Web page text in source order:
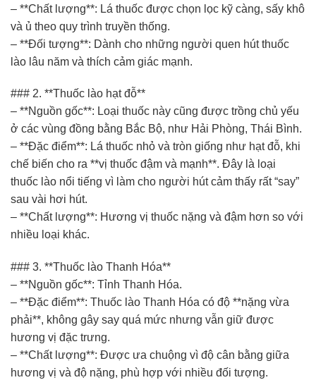
– **Chất lượng**: Lá thuốc được chọn lọc kỹ càng, sấy khô
và ủ theo quy trình truyền thống.
– **Đối tượng**: Dành cho những người quen hút thuốc
lào lâu năm và thích cảm giác mạnh.
### 2. **Thuốc lào hạt đỗ**
– **Nguồn gốc**: Loại thuốc này cũng được trồng chủ yếu
ở các vùng đồng bằng Bắc Bộ, như Hải Phòng, Thái Bình.
– **Đặc điểm**: Lá thuốc nhỏ và tròn giống như hạt đỗ, khi
chế biến cho ra **vị thuốc đậm và mạnh**. Đây là loại
thuốc lào nổi tiếng vì làm cho người hút cảm thấy rất “say”
sau vài hơi hút.
– **Chất lượng**: Hương vị thuốc nặng và đậm hơn so với
nhiều loại khác.
### 3. **Thuốc lào Thanh Hóa**
– **Nguồn gốc**: Tỉnh Thanh Hóa.
– **Đặc điểm**: Thuốc lào Thanh Hóa có độ **nặng vừa
phải**, không gây say quá mức nhưng vẫn giữ được
hương vị đặc trưng.
– **Chất lượng**: Được ưa chuộng vì độ cân bằng giữa
hương vị và độ nặng, phù hợp với nhiều đối tượng.